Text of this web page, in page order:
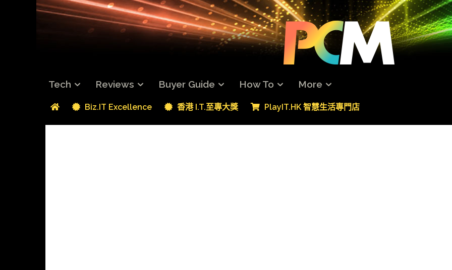
Tech Reviews Buyer Guide How To More
Biz.IT Excellence 香港 I.T.至專大獎 PlayIT.HK 智慧生活專門店